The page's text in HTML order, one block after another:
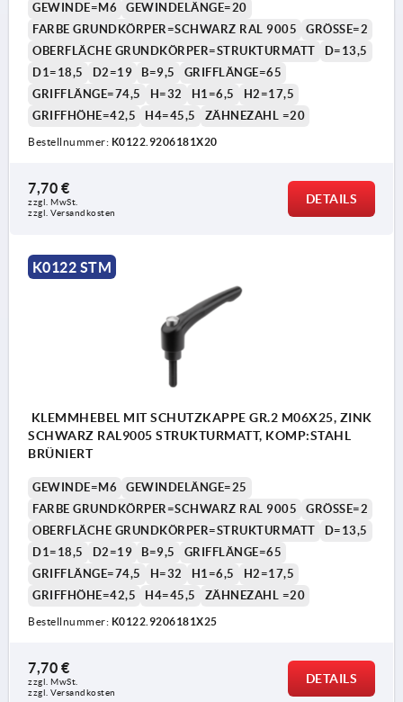
GEWINDE=M6
GEWINDELÄNGE=20
FARBE GRUNDKÖRPER=SCHWARZ RAL 9005
GRÖSSE=2
OBERFLÄCHE GRUNDKÖRPER=STRUKTURMATT
D=13,5
D1=18,5
D2=19 B=9,5
GRIFFLÄNGE=65
GRIFFLÄNGE=74,5
H=32 H1=6,5
H2=17,5
GRIFFHÖHE=42,5
H4=45,5 ZÄHNEZAHL =20
Bestellnummer: K0122.9206181X20
7,70 €
zzgl. MwSt.
zzgl. Versandkosten
DETAILS
K0122 STM
KLEMMHEBEL MIT SCHUTZKAPPE GR.2 M06X25, ZINK
SCHWARZ RAL9005 STRUKTURMATT, KOMP:STAHL
BRÜNIERT
GEWINDE=M6
GEWINDELÄNGE=25
FARBE GRUNDKÖRPER=SCHWARZ RAL 9005
GRÖSSE=2
OBERFLÄCHE GRUNDKÖRPER=STRUKTURMATT
D=13,5
D1=18,5
D2=19 B=9,5
GRIFFLÄNGE=65
GRIFFLÄNGE=74,5
H=32 H1=6,5
H2=17,5
GRIFFHÖHE=42,5
H4=45,5 ZÄHNEZAHL =20
Bestellnummer: K0122.9206181X25
7,70 €
zzgl. MwSt.
zzgl. Versandkosten
DETAILS